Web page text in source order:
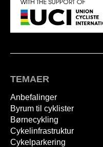
TEMAER
Anbefalinger
Byrum til cyklister
Børnecykling
Cykelinfrastruktur
Cykelparkering